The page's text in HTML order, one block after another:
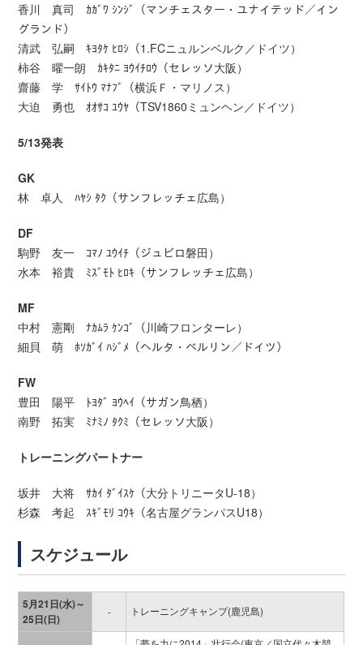
香川 真司 ｶｶﾞﾜ ｼﾝｼﾞ（マンチェスター・ユナイテッド／イン
グランド）
清武 弘嗣 ｷﾖﾀｹ ﾋﾛｼ（1.FCニュルンベルク／ドイツ）
柿谷 曜一朗 ｶｷﾀﾆ ﾖｳｲﾁﾛｳ（セレッソ大阪）
齋藤 学 ｻｲﾄｳ ﾏﾅﾌﾞ（横浜Ｆ・マリノス）
大迫 勇也 ｵｵｻｺ ﾕｳﾔ（TSV1860ミュンヘン／ドイツ）
5/13発表
GK
林 卓人 ﾊﾔｼ ﾀｸ（サンフレッチェ広島）
DF
駒野 友一 ｺﾏﾉ ﾕｳｲﾁ（ジュビロ磐田）
水本 裕貴 ﾐｽﾞﾓﾄ ﾋﾛｷ（サンフレッチェ広島）
MF
中村 憲剛 ﾅｶﾑﾗ ｹﾝｺﾞ（川崎フロンターレ）
細貝 萌 ﾎｿｶﾞｲ ﾊｼﾞﾒ（ヘルタ・ベルリン／ドイツ）
FW
豊田 陽平 ﾄﾖﾀﾞ ﾖｳﾍｲ（サガン鳥栖）
南野 拓実 ﾐﾅﾐﾉ ﾀｸﾐ（セレッソ大阪）
トレーニングパートナー
坂井 大将 ｻｶｲ ﾀﾞｲｽｹ（大分トリニータU-18）
杉森 考起 ｽｷﾞﾓﾘ ｺｳｷ（名古屋グランパスU18）
スケジュール
5月21日(水)～
25日(日)
- トレーニングキャンプ(鹿児島)